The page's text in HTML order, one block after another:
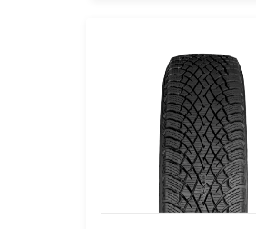
Ikon Autograph Snow
225/55 R 18 102R XL